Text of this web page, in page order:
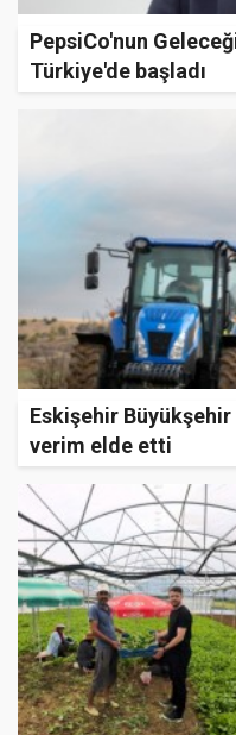
PepsiCo'nun
Türkiye'de başladı
Eskişehir
verim elde etti